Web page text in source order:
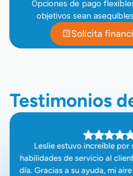
Opciones de pago
objetivos sean
Solicita
Testimonios
Leslie estuvo increíble por
habilidades de servicio al
día. Gracias a su ayuda, mi